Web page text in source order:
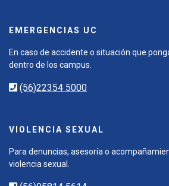
EMERGENCIAS UC
En caso de accidente o situación que
dentro de los campus.
(56)22354 5000
VIOLENCIA SEXUAL
Para denuncias, asesoría o
violencia sexual.